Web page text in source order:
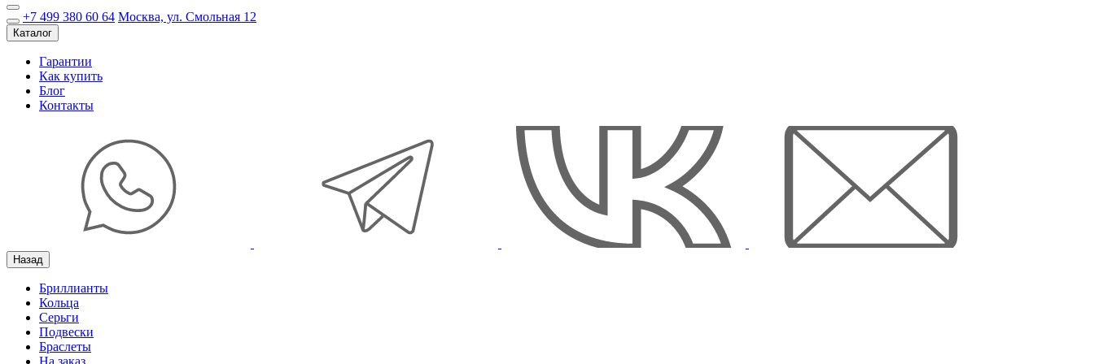
+7 499 380 60 64 Москва, ул. Смольная 12
Каталог
Гарантии
Как купить
Блог
Контакты
Назад
Бриллианты
Кольца
Серьги
Подвески
Браслеты
На заказ